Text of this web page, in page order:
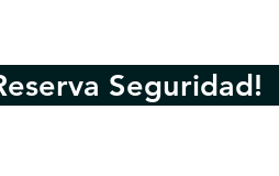
Seguridad!